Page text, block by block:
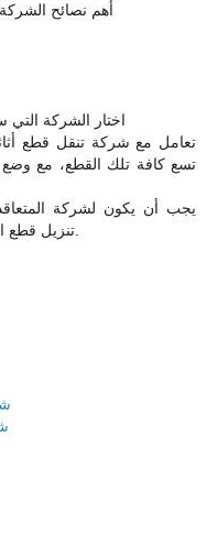
أهم نصائح الشركة
- اختار الشركة
تسع كافة تلك القطع، مع